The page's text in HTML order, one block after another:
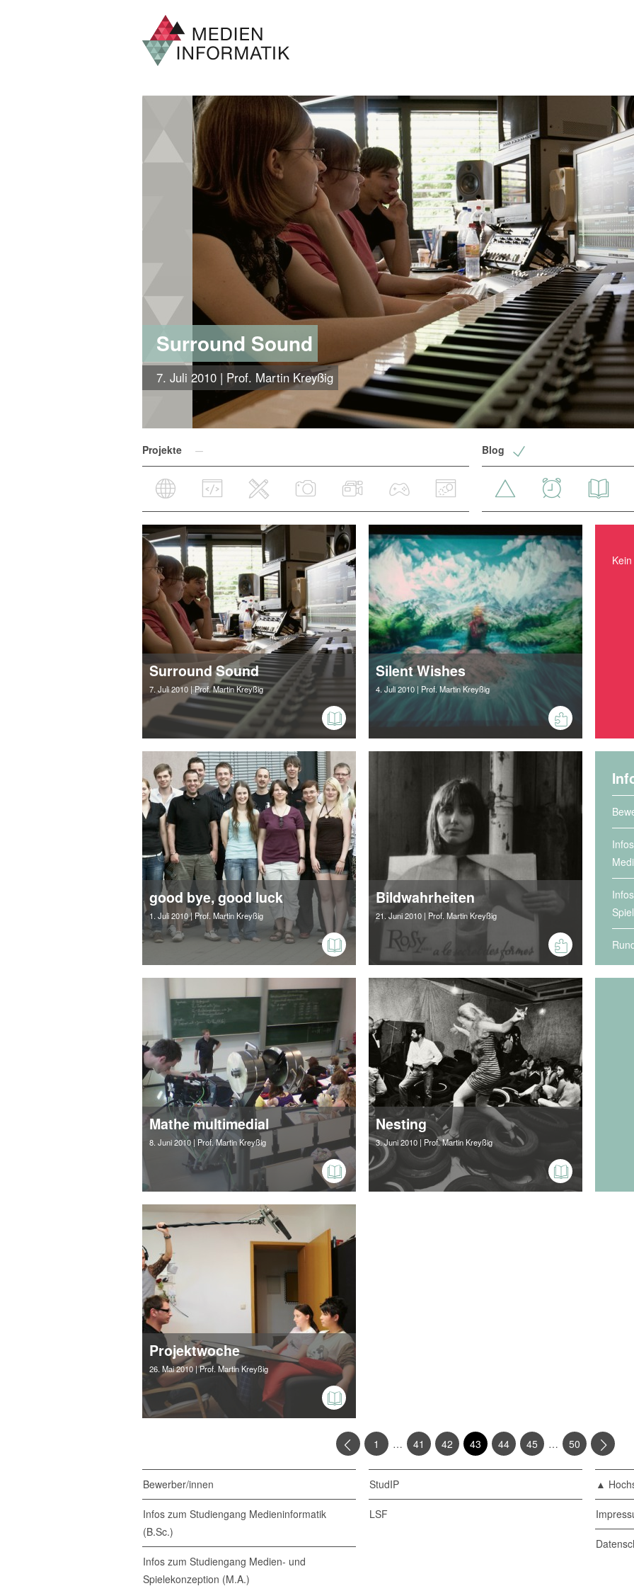
Surround Sound
7. Juli 2010 | Prof. Martin Kreyßig
Projekte Blog
Kein Ereignis in nächster Zeit.
Surround Sound
7. Juli 2010 | Prof. Martin Kreyßig
Silent Wishes
4. Juli 2010 | Prof. Martin Kreyßig
good bye, good luck
1. Juli 2010| Prof. Martin Kreyßig
Bildwahrheiten
21. Juni 2010 | Prof. Martin Kreyßig
Mathe multimedial
8. Juni 2010 | Prof. Martin Kreyßig
Nesting
3. Juni 2010 | Prof. Martin Kreyßig
Projektwoche
26. Mai 2010| Prof. Martin Kreyßig
1 … 41 42 43 44 45 … 50
Bewerber/innen
Infos zum Studiengang Medieninformatik
(B.Sc.)
Infos zum Studiengang Medien- und
Spielekonzeption (M.A.)
StudIP
LSF
▲